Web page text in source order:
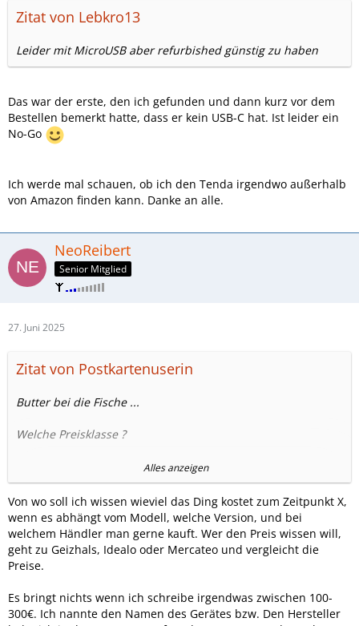
Zitat von Lebkro13
Leider mit MicroUSB aber refurbished günstig zu haben
Das war der erste, den ich gefunden und dann kurz vor dem
Bestellen bemerkt hatte, dass er kein USB-C hat. Ist leider ein
No-Go
Ich werde mal schauen, ob ich den Tenda irgendwo außerhalb
von Amazon finden kann. Danke an alle.
NeoReibert
Senior Mitglied
27. Juni 2025
Zitat von Postkartenuserin
Butter bei die Fische ...
Welche Preisklasse ?
Die beschreibung hört sich diesbezüglich an wie um den
heissen Brei herum geredet.
...und es hilft ja nix, wenn jeder jetzt einzeln suchen muss,
weil einer den Preis im Ausgangsposting nicht geschrieben
hat ( das kann derjenige aber leicht nachbessern- wenn
man darauf hinweist )
Alles anzeigen
Von wo soll ich wissen wieviel das Ding kostet zum Zeitpunkt X,
wenn es abhängt vom Modell, welche Version, und bei
welchem Händler man gerne kauft. Wer den Preis wissen will,
geht zu Geizhals, Idealo oder Mercateo und vergleicht die
Preise.
Es bringt nichts wenn ich schreibe irgendwas zwischen 100-
300€. Ich nannte den Namen des Gerätes bzw. Den Hersteller